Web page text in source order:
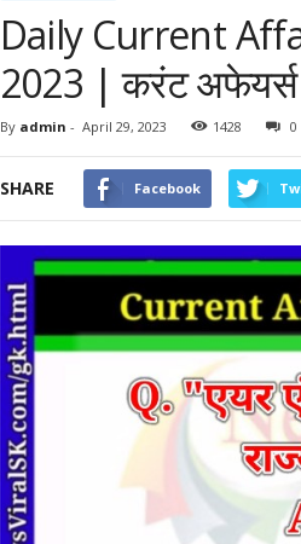
Daily Current
2023 | करंट
By admin - April 29, 2023 1428 0
SHARE Facebook